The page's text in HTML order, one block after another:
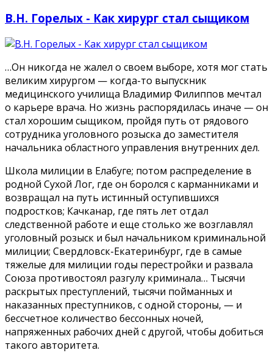
В.Н. Горелых - Как хирург стал сыщиком
…Он никогда не жалел о своем выборе, хотя мог стать
великим хирургом — когда-то выпускник
медицинского училища Владимир Филиппов мечтал
о карьере врача. Но жизнь распорядилась иначе — он
стал хорошим сыщиком, пройдя путь от рядового
сотрудника уголовного розыска до заместителя
начальника областного управления внутренних дел.
Школа милиции в Елабуге; потом распределение в
родной Сухой Лог, где он боролся с карманниками и
возвращал на путь истинный оступившихся
подростков; Качканар, где пять лет отдал
следственной работе и еще столько же возглавлял
уголовный розыск и был начальником криминальной
милиции; Свердловск-Екатеринбург, где в самые
тяжелые для милиции годы перестройки и развала
Союза противостоял разгулу криминала… Тысячи
раскрытых преступлений, тысячи пойманных и
наказанных преступников, с одной стороны, — и
бессчетное количество бессонных ночей,
напряженных рабочих дней с другой, чтобы добиться
такого авторитета.